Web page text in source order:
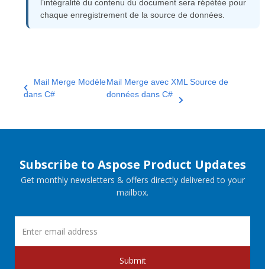
l’intégralité du contenu du document sera répétée pour
chaque enregistrement de la source de données.
Mail Merge Modèle
dans C#
Mail Merge avec XML Source de
données dans C#
Subscribe to Aspose Product Updates
Get monthly newsletters & offers directly delivered to your
mailbox.
Submit